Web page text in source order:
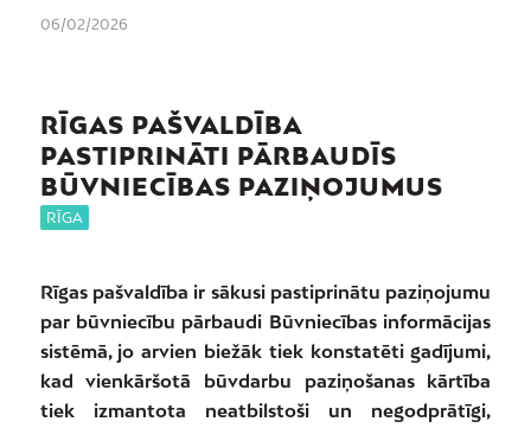
06/02/2026
RĪGAS PAŠVALDĪBA
PASTIPRINĀTI PĀRBAUDĪS
BŪVNIECĪBAS PAZIŅOJUMUS
RĪGA
Rīgas pašvaldība ir sākusi pastiprinātu paziņojumu
par būvniecību pārbaudi Būvniecības informācijas
sistēmā, jo arvien biežāk tiek konstatēti gadījumi,
kad vienkāršotā būvdarbu paziņošanas kārtība
tiek izmantota neatbilstoši un negodprātīgi,